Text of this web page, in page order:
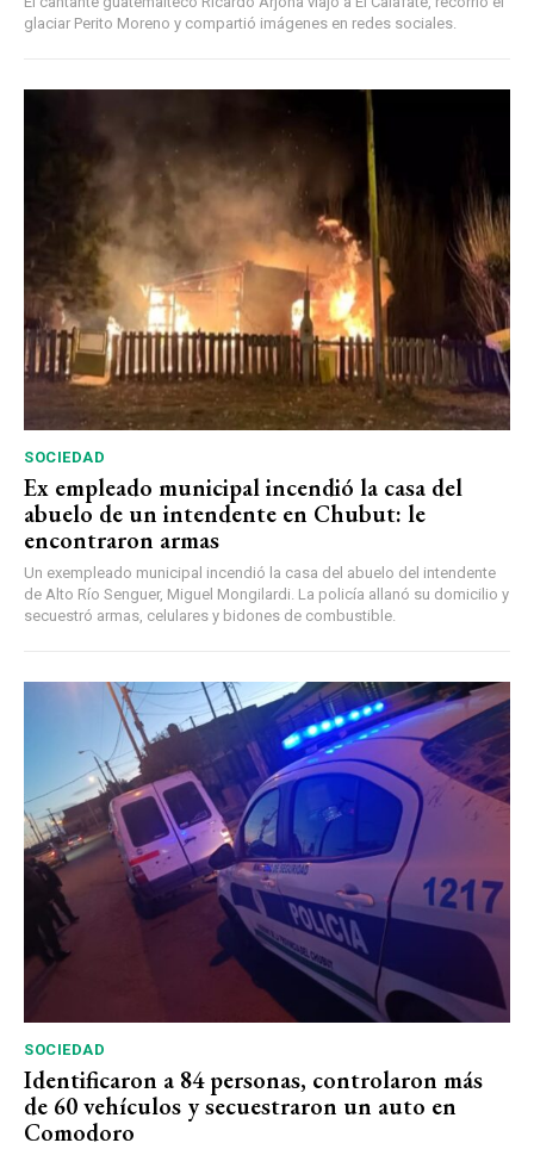
glaciar Perito Moreno y compartió imágenes en redes sociales.
SOCIEDAD
Ex empleado municipal incendió la casa del
abuelo de un intendente en Chubut: le
encontraron armas
Un exempleado municipal incendió la casa del abuelo del intendente
de Alto Río Senguer, Miguel Mongilardi. La policía allanó su domicilio y
secuestró armas, celulares y bidones de combustible.
SOCIEDAD
Identificaron a 84 personas, controlaron más
de 60 vehículos y secuestraron un auto en
Comodoro